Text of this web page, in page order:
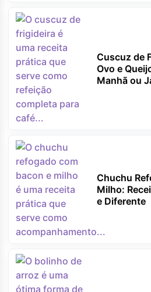
Cuscuz de
Ovo e
Manhã ou
Chuchu
Milho:
e Diferente